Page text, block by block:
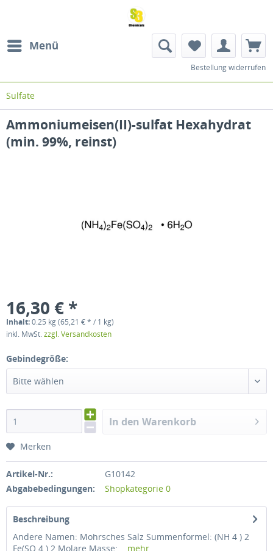
Menü
Bestellung widerrufen
Sulfate
Ammoniumeisen(II)-sulfat Hexahydrat
(min. 99%, reinst)
16,30 € *
Inhalt:0.25 kg (65,21 € * / 1 kg)
inkl. MwSt.zzgl. Versandkosten
Gebindegröße:
Bitte wählen
In den Warenkorb
Merken
Artikel-Nr.:
G10142
Abgabebedingungen:
Shopkategorie 0
Beschreibung
Andere Namen: Mohrsches Salz Summenformel: (NH 4 ) 2
Fe(SO 4 ) 2 Molare Masse:... mehr